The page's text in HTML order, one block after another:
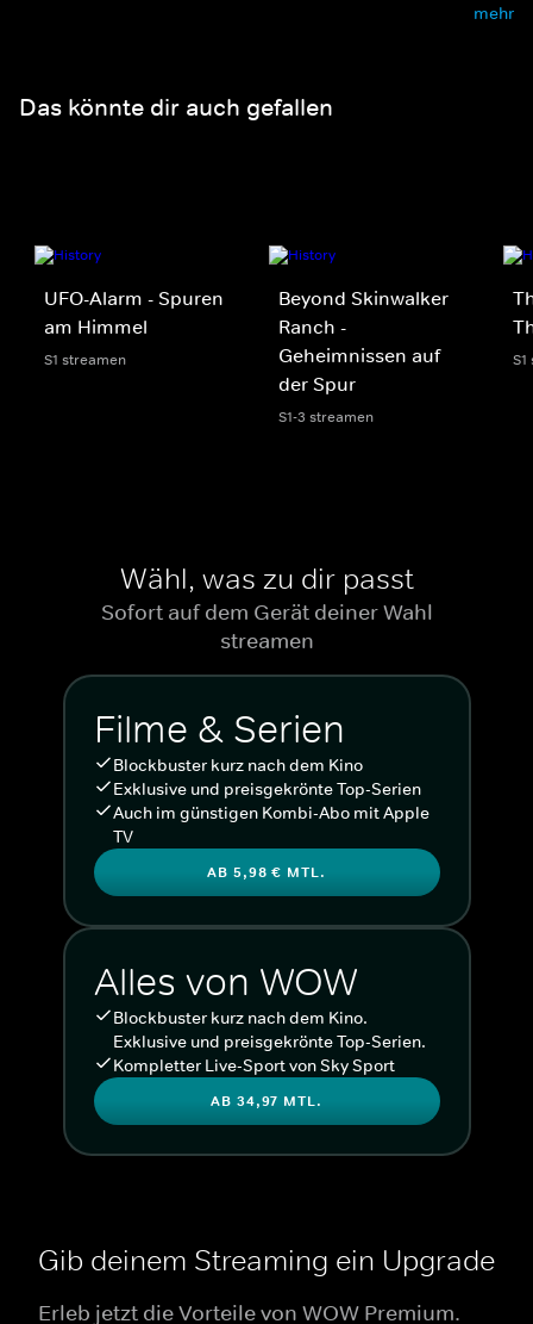
mehr
Das könnte dir auch gefallen
UFO-Alarm - Spuren
am Himmel
S1 streamen
Beyond Skinwalker
Ranch -
Geheimnissen auf
der Spur
S1-3 streamen
Wähl, was zu dir passt
Sofort auf dem Gerät deiner Wahl
streamen
Filme & Serien
Blockbuster kurz nach dem Kino
Exklusive und preisgekrönte Top-Serien
Auch im günstigen Kombi-Abo mit Apple
TV
AB 5,98 € MTL.
Alles von WOW
Blockbuster kurz nach dem Kino.
Exklusive und preisgekrönte Top-Serien.
Kompletter Live-Sport von Sky Sport
AB 34,97 MTL.
Gib deinem Streaming ein Upgrade
Erleb jetzt die Vorteile von WOW Premium.